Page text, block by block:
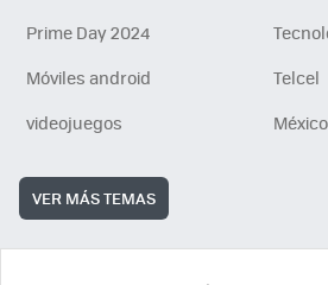
Prime Day 2024
Móviles android
Telcel
videojuegos
México
VER MÁS TEMAS